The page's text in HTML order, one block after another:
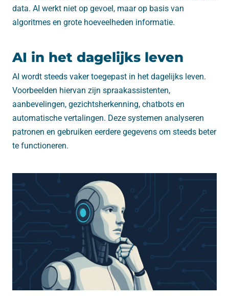
data. AI werkt niet op gevoel, maar op basis van
algoritmes en grote hoeveelheden informatie.
AI in het dagelijks leven
AI wordt steeds vaker toegepast in het dagelijks leven.
Voorbeelden hiervan zijn spraakassistenten,
aanbevelingen, gezichtsherkenning, chatbots en
automatische vertalingen. Deze systemen analyseren
patronen en gebruiken eerdere gegevens om steeds beter
te functioneren.